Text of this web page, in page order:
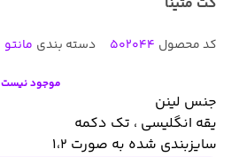
کد محصول 502044 دسته بندی مانتو
موجود نیست
جنس لینن
یقه انگلیسی ، تک دکمه
سایزبندی شده به صورت ۱،۲